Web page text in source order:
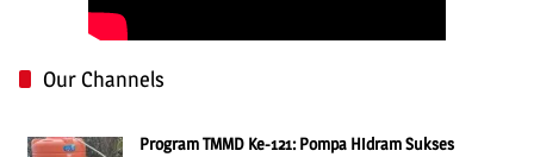
Our Channels
Program TMMD Ke-121: Pompa Hidram Sukses